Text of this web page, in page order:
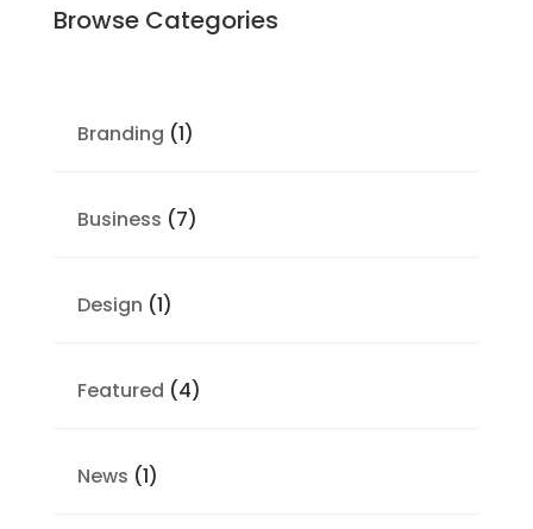
Browse Categories
Branding (1)
Business (7)
Design (1)
Featured (4)
News (1)